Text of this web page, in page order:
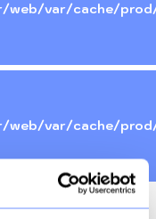
var/cache/
var/cache/